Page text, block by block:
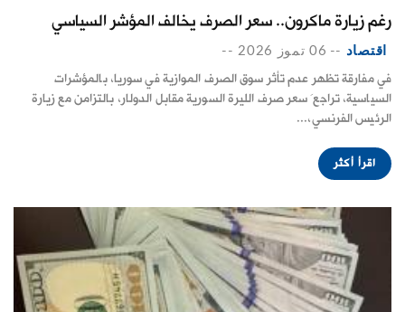
رغم زيارة ماكرون.. سعر الصرف يخالف المؤشر السياسي
اقتصاد -- 06 تموز 2026 --
في مفارقة تظهر عدم تأثر سوق الصرف الموازية في سوريا، بالمؤشرات
السياسية، تراجعَ سعر صرف الليرة السورية مقابل الدولار، بالتزامن مع زيارة
الرئيس الفرنسي،...
اقرأ أكثر